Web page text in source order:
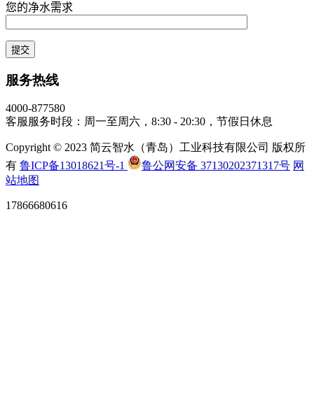
您的净水需求
服务热线
4000-877580
客服服务时段：周一至周六，8:30 - 20:30，节假日休息
Copyright © 2023 简云智水（青岛）工业科技有限公司 版权所
有 鲁ICP备13018621号-1 鲁公网安备 37130202371317号 网
站地图
17866680616